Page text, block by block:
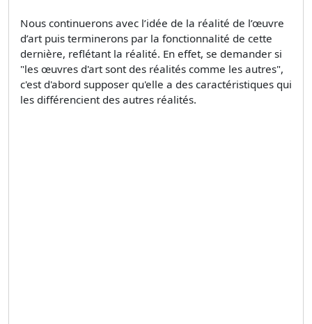
Nous continuerons avec l’idée de la réalité de l’œuvre
d’art puis terminerons par la fonctionnalité de cette
dernière, reflétant la réalité. En effet, se demander si
"les œuvres d'art sont des réalités comme les autres",
c'est d'abord supposer qu'elle a des caractéristiques qui
les différencient des autres réalités.